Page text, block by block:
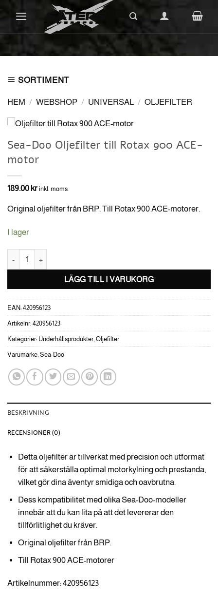
SORTIMENT
HEM / WEBSHOP / UNIVERSAL / OLJEFILTER
Sea-Doo Oljefilter till Rotax 900 ACE-
motor
189.00 kr inkl. moms
Original oljefilter från BRP. Till Rotax 900 ACE-motorer.
I lager
Sea-Doo Oljefilter till Rotax 900 ACE-motor mängd
LÄGG TILL I VARUKORG
EAN: 420956123
Artikelnr: 420956123
Kategorier: Underhållsprodukter, Oljefilter
Varumärke: Sea-Doo
BESKRIVNING
RECENSIONER (0)
Detta oljefilter är tillverkat med precision och utformat
för att säkerställa optimal motorkylning och prestanda,
vilket gör dina äventyr smidiga och oavbrutna.
Dess kompatibilitet med olika Sea-Doo-modeller
innebär att du kan lita på att det levererar den
tillförlitlighet du kräver.
Original oljefilter från BRP.
Till Rotax 900 ACE-motorer
Artikelnummer: 420956123